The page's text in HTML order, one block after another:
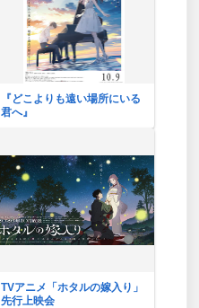
『どこよりも遠い場所にいる
君へ』
TVアニメ「ホタルの嫁入り」
先行上映会